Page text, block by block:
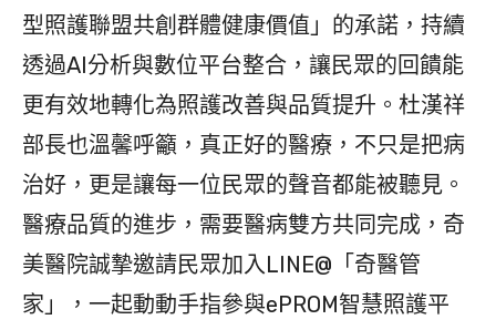
型照護聯盟共創群體健康價值」的承諾，持續
透過AI分析與數位平台整合，讓民眾的回饋能
更有效地轉化為照護改善與品質提升。杜漢祥
部長也溫馨呼籲，真正好的醫療，不只是把病
治好，更是讓每一位民眾的聲音都能被聽見。
醫療品質的進步，需要醫病雙方共同完成，奇
美醫院誠摯邀請民眾加入LINE@「奇醫管
家」，一起動動手指參與ePROM智慧照護平